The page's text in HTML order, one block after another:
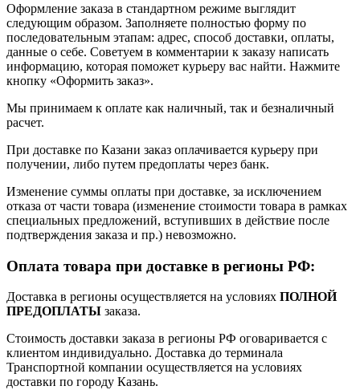
Оформление заказа в стандартном режиме выглядит
следующим образом. Заполняете полностью форму по
последовательным этапам: адрес, способ доставки, оплаты,
данные о себе. Советуем в комментарии к заказу написать
информацию, которая поможет курьеру вас найти. Нажмите
кнопку «Оформить заказ».
Мы принимаем к оплате как наличный, так и безналичный
расчет.
При доставке по Казани заказ оплачивается курьеру при
получении, либо путем предоплаты через банк.
Изменение суммы оплаты при доставке, за исключением
отказа от части товара (изменение стоимости товара в рамках
специальных предложений, вступивших в действие после
подтверждения заказа и пр.) невозможно.
Оплата товара при доставке в регионы РФ:
Доставка в регионы осуществляется на условиях ПОЛНОЙ
ПРЕДОПЛАТЫ заказа.
Стоимость доставки заказа в регионы РФ оговаривается с
клиентом индивидуально. Доставка до терминала
Транспортной компании осуществляется на условиях
доставки по городу Казань.